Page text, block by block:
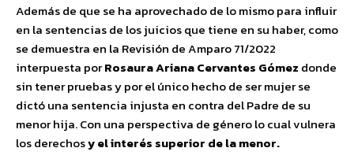
Además de que se ha aprovechado de lo mismo para influir
en la sentencias de los juicios que tiene en su haber, como
se demuestra en la Revisión de Amparo 71/2022
interpuesta porRosaura Ariana Cervantes Gómez donde
sin tener pruebas y por el único hecho de ser mujer se
dictó una sentencia injusta en contra del Padre de su
menor hija. Con una perspectiva de género lo cual vulnera
los derechosy el interés superior de la menor.